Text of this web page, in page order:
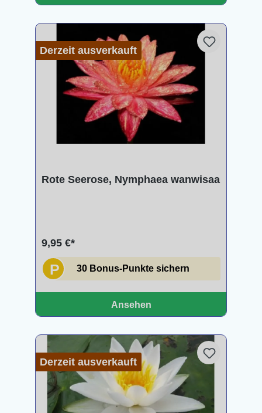
Derzeit ausverkauft
Rote Seerose, Nymphaea wanwisaa
9,95 €*
P 30 Bonus-Punkte sichern
Ansehen
Derzeit ausverkauft